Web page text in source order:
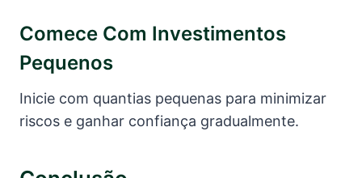
Comece Com Investimentos
Pequenos
Inicie com quantias pequenas para minimizar
riscos e ganhar confiança gradualmente.